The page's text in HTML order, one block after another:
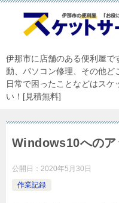
伊那市に店舗のある便利屋で
動、パソコン修理、その他ど
日常で困ったことなどはスケ
い！[見積無料]
Windows10への
公開日： 2020年5月30日
作業記録